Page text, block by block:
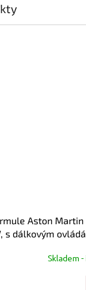
Aston Martin
s dálkovým
Skladem